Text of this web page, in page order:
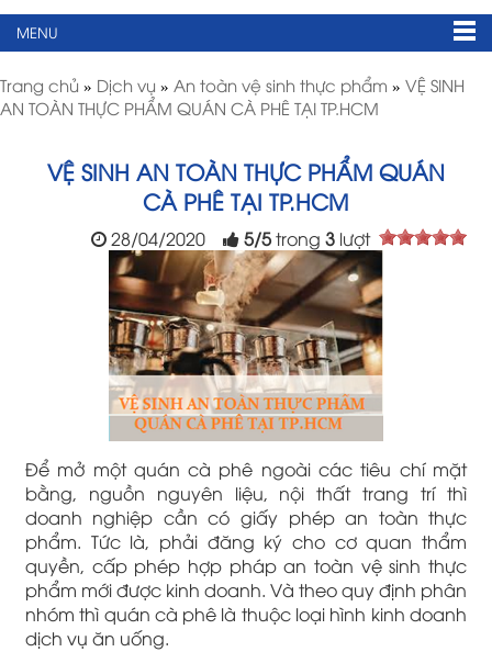
MENU
Trang chủ » Dịch vụ » An toàn vệ sinh thực phẩm » VỆ SINH
AN TOÀN THỰC PHẨM QUÁN CÀ PHÊ TẠI TP.HCM
VỆ SINH AN TOÀN THỰC PHẨM QUÁN
CÀ PHÊ TẠI TP.HCM
28/04/2020 5/5trong3 lượt
Để mở một quán cà phê ngoài các tiêu chí mặt
bằng, nguồn nguyên liệu, nội thất trang trí thì
doanh nghiệp cần có giấy phép an toàn thực
phẩm. Tức là, phải đăng ký cho cơ quan thẩm
quyền, cấp phép hợp pháp an toàn vệ sinh thực
phẩm mới được kinh doanh. Và theo quy định phân
nhóm thì quán cà phê là thuộc loại hình kinh doanh
dịch vụ ăn uống.